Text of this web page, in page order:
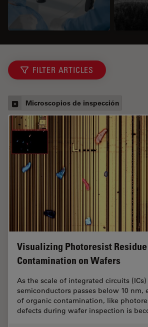
FILTER ARTICLES
Microscopios de inspección
Visualizing Photoresist
Contamination on Wafers
As the scale of integrated circuits
semiconductors passes below 10 nm,
of organic contamination, like
defects during wafer inspection is